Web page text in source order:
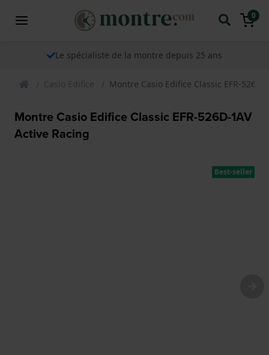
0
Le spécialiste de la montre depuis 25 ans
Casio Edifice Montre Casio Edifice Classic EFR-526D-
Montre Casio Edifice Classic EFR-526D-1AV
Active Racing
Best-seller